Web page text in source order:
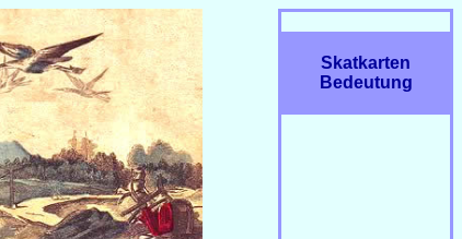
Skatkarten
Bedeutung